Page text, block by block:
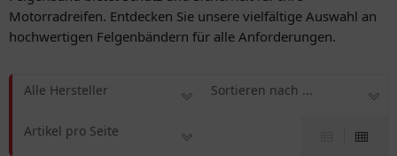
Motorradreifen. Entdecken Sie unsere vielfältige Auswahl an
hochwertigen Felgenbändern für alle Anforderungen.
Alle Hersteller Sortieren nach ...
Artikel pro Seite